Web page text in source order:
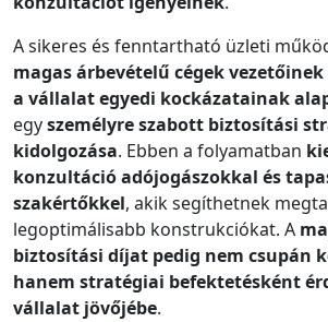
A sikeres és fenntartható üzleti
magas árbevételű cégek
a vállalat egyedi kockázatainak
egyszemélyre szabott biztosítási
kidolgozása. Ebben a folyamatban
konzultáció adójogászokkal és
szakértőkkel, akik segíthetnek
legoptimálisabb konstrukciókat. A
biztosítási díjat pedig nem csupán
hanem stratégiai befektetésként
vállalat jövőjébe.